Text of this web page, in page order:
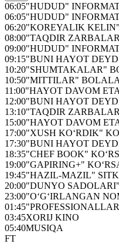
06:05"HUDUD"
06:05"HUDUD"
06:20"KOREYALIK
08:00"TAQDIR
09:00"HUDUD"
09:15"BUNI HAYOT
10:20"SHUMTAKALAR"
10:50"MITTILAR"
11:00"HAYOT DAVOM
12:00"BUNI HAYOT
13:10"TAQDIR
15:00"HAYOT DAVOM
17:00"XUSH KO‘RDIK"
17:30"BUNI HAYOT
18:35"CHEF BOOK"
19:00"GAPIRING+"
19:45"HAZIL-MAZIL"
20:00"DUNYO
23:00"O‘G‘IRLANGAN
01:45
03:45XORIJ KINO
05:40MUSIQA
FT